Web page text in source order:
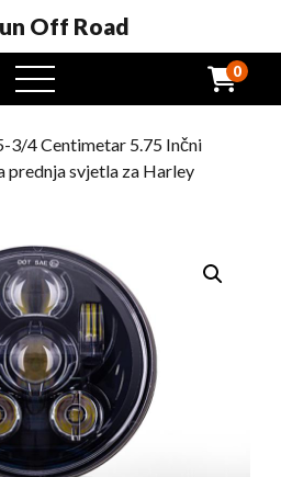
Off Road
Otvoreni
izbornik
0
3/4 Centimetar 5.75 Inčni
svjetla za Harley